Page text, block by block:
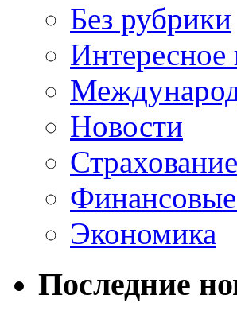
Без рубрики
Новости
Страхование
Экономика
Последние